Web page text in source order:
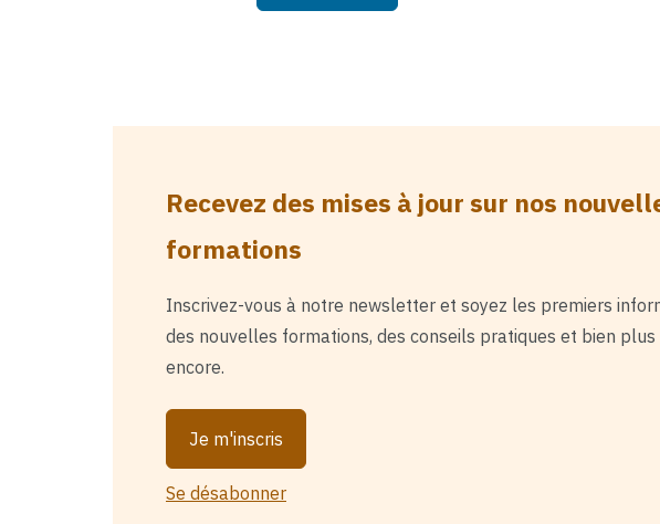
Recevez des mises à jour sur nos
formations
Inscrivez-vous à notre newsletter et soyez les premiers
des nouvelles formations, des conseils pratiques et bien plus
encore.
Je m'inscris
Se désabonner